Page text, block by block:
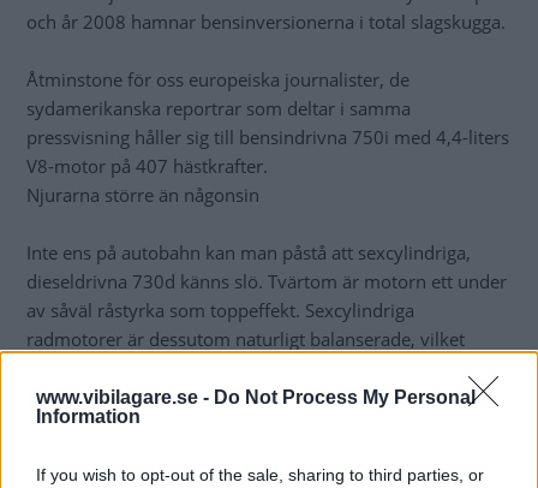
www.vibilagare.se - Do Not Process My Personal
Information
If you wish to opt-out of the sale, sharing to third parties, or
och år 2008 hamnar bensinversionerna i total slagskugga.
Åtminstone för oss europeiska journalister, de
sydamerikanska reportrar som deltar i samma
pressvisning håller sig till bensindrivna 750i med 4,4-liters
V8-motor på 407 hästkrafter.
Njurarna större än någonsin
Inte ens på autobahn kan man påstå att sexcylindriga,
dieseldrivna 730d känns slö. Tvärtom är motorn ett under
av såväl råstyrka som toppeffekt. Sexcylindriga
radmotorer är dessutom naturligt balanserade, vilket
Samspelet med den sexväxlade automatlådan fungerar
också mycket bra med normalt sett mjuka skiften och